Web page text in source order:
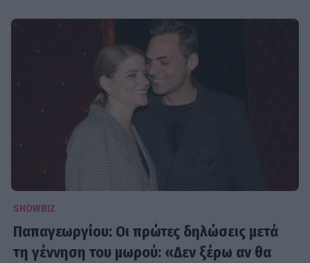
SHOWBIZ
Παπαγεωργίου: Οι πρώτες δηλώσεις μετά
τη γέννηση του μωρού: «Δεν ξέρω αν θα